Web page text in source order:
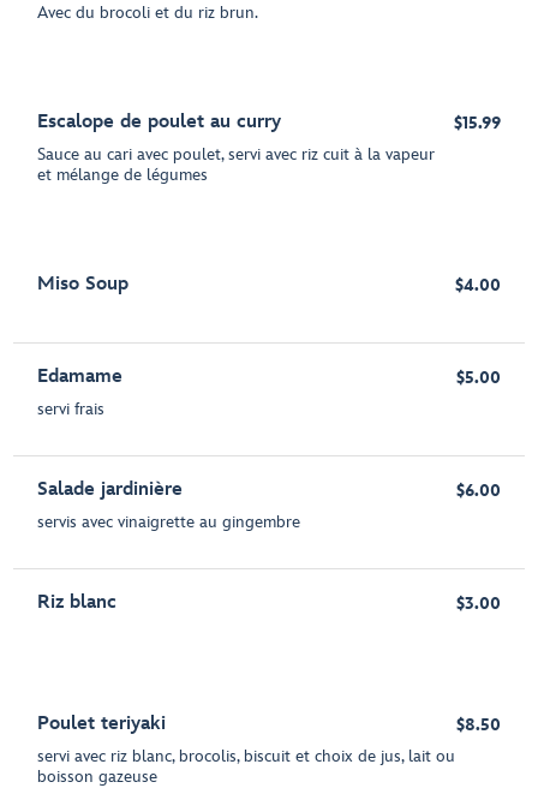
Avec du brocoli et du riz brun.
Escalope de poulet au curry
Sauce au cari avec poulet, servi avec riz cuit à la vapeur
et mélange de légumes
$15.99
Miso Soup $4.00
Edamame
servi frais
$5.00
Salade jardinière
servis avec vinaigrette au gingembre
$6.00
Riz blanc $3.00
Poulet teriyaki
servi avec riz blanc, brocolis, biscuit et choix de jus, lait ou
boisson gazeuse
$8.50